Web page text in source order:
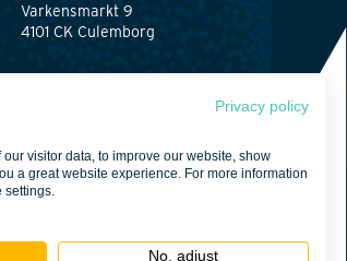
Varkensmarkt 9
4101 CK Culemborg
0345 512710
Vestigingen
Klik hiervoor de
contactgegevens van
Privacy policy
visitor data, to improve our website, show
a great website experience. For more information
settings.
No, adjust